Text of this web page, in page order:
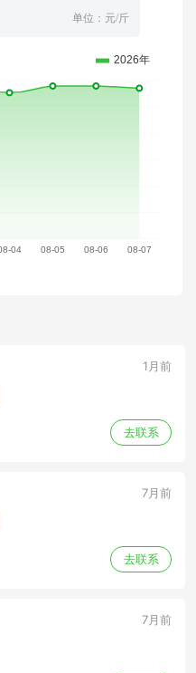
单位：元/斤
1月前
去联系
7月前
去联系
7月前